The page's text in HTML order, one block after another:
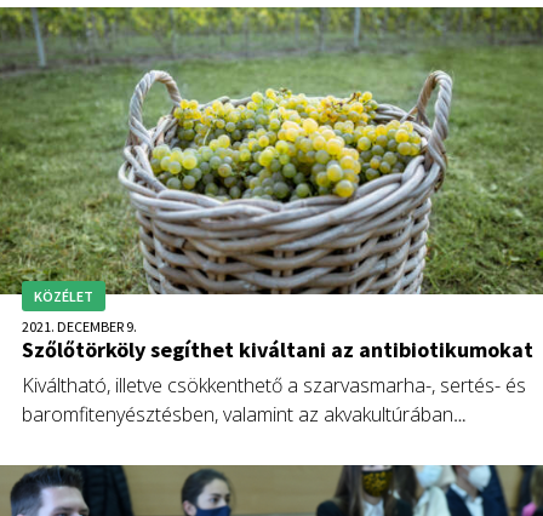
kutatóintézetek részére a H2020 programból finanszírozott
DEMETER-projekt keretében.
KÖZÉLET
2021. DECEMBER 9.
Szőlőtörköly segíthet kiváltani az antibiotikumokat
Kiváltható, illetve csökkenthető a szarvasmarha-, sertés- és
baromfitenyésztésben, valamint az akvakultúrában
olyan projekt eredményeként, amelyben Magyarországról
egyedül a gödöllői központú agráregyetem vesz részt.